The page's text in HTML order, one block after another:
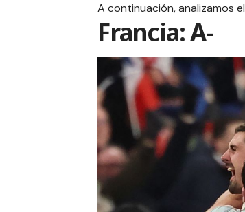
A continuación, analizamos
Francia: A-